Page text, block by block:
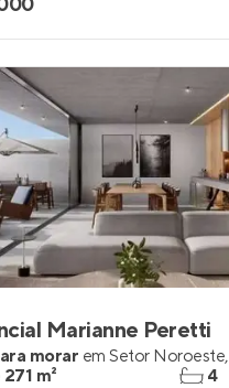
Marianne Peretti
morar em Setor Noroeste,
m²
4